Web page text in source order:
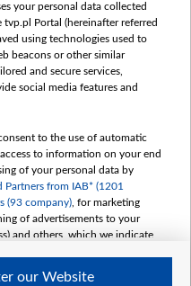
мульт
PL
your personal data collected
Portal (hereinafter referred
using technologies used to
beacons or other similar
and secure services,
social media features and
to the use of automatic
to information on your end
of your personal data by
Partners from IAB* (1201
(93 company) , for marketing
of advertisements to your
and others, which we indicate
S.A. w likwidacji are as
our Website